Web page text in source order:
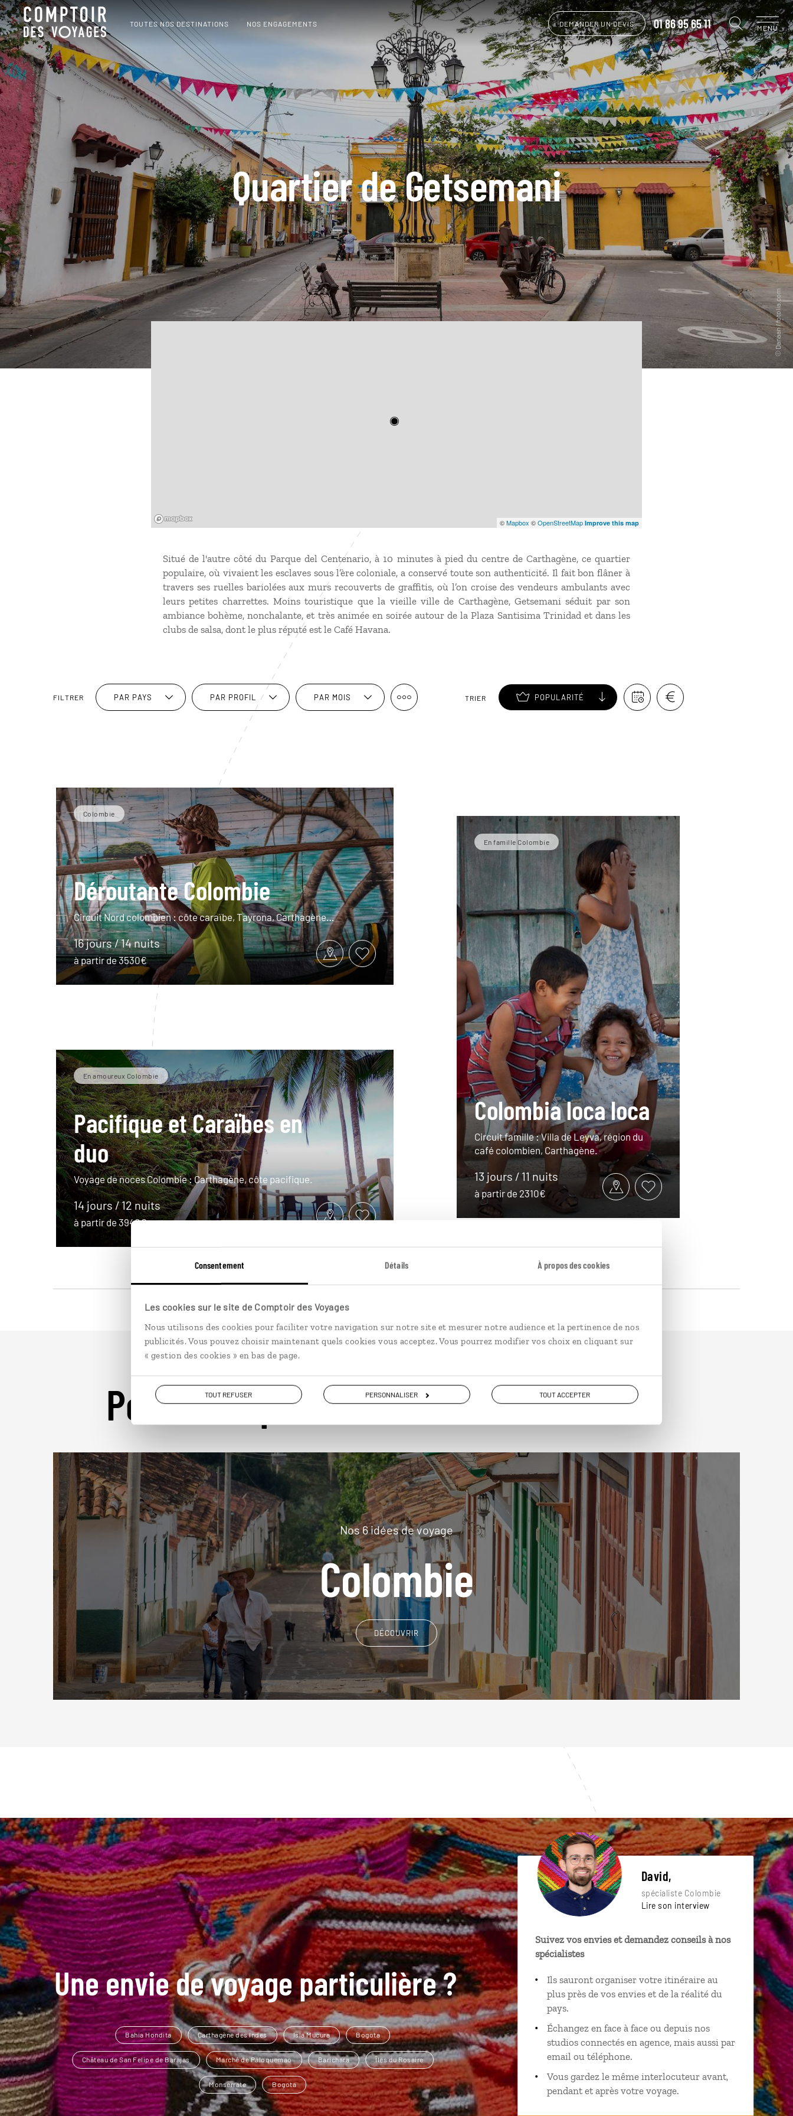
Consentement Détails À propos des cookies
Les cookies sur le site de Comptoir des Voyages
Nous utilisons des cookies pour faciliter votre navigation sur notre site et mesurer notre audience et la pertinence de nos
publicités. Vous pouvez choisir maintenant quels cookies vous acceptez. Vous pourrez modifier vos choix en cliquant sur
« gestion des cookies » en bas de page.
TOUT REFUSER PERSONNALISER TOUT ACCEPTER
TOUTES NOS DESTINATIONS NOS ENGAGEMENTS DEMANDER UN DEVIS 01 86 95 65 11 MENU
Quartier de Getsemani
©Mapbox ©OpenStreetMap Improve this map
Situé de l'autre côté du Parque del Centenario, à 10 minutes à pied du centre de Carthagène, ce quartier
populaire, où vivaient les esclaves sous l’ère coloniale, a conservé toute son authenticité. Il fait bon flâner à
travers ses ruelles bariolées aux murs recouverts de graffitis, où l’on croise des vendeurs ambulants avec
leurs petites charrettes. Moins touristique que la vieille ville de Carthagène, Getsemani séduit par son
ambiance bohème, nonchalante, et très animée en soirée autour de la Plaza Santisima Trinidad et dans les
clubs de salsa, dont le plus réputé est le Café Havana.
FILTRER PAR PAYS PAR PROFIL PAR MOIS TRIER POPULARITÉ
Colombie
Déroutante Colombie
Circuit Nord colombien : côte caraïbe, Tayrona, Carthagène…
16 jours / 14 nuits
à partir de 3530€
En amoureux Colombie
Pacifique et Caraïbes en
duo
Voyage de noces Colombie : Carthagène, côte pacifique.
14 jours / 12 nuits
à partir de 3940€
En famille Colombie
Colombia loca loca
Circuit famille : Villa de Leyva, région du
café colombien, Carthagène.
13 jours / 11 nuits
à partir de 2310€
Pour aller plus loin
Nos 6 idées de voyage
Colombie
DÉCOUVRIR
Une envie de voyage particulière ?
Bahia Hondita Carthagène des Indes Isla Mucura Bogota
Château de San Felipe de Barajas Marché de Paloquemao Barichara Îles du Rosaire
Monserrate Bogota
David,
spécialiste Colombie
Lire son interview
Suivez vos envies et demandez conseils à nos
spécialistes
Ils sauront organiser votre itinéraire au
plus près de vos envies et de la réalité du
pays.
Échangez en face à face ou depuis nos
studios connectés en agence, mais aussi par
email ou téléphone.
Vous gardez le même interlocuteur avant,
pendant et après votre voyage.